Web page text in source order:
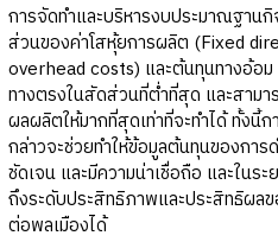
การจัดทำและบริหารงบประมาณฐาน
ส่วนของค่าโสหุ้ยการผลิต (Fixed
overhead costs) และต้นทุนทางอ้อ
ทางตรงในสัดส่วนที่ต่ำที่สุด และสาม
ผลผลิตให้มากที่สุดเท่าที่จะทำได้ ทั้งนี้
กล่าวจะช่วยทำให้ข้อมูลต้นทุนของกา
ชัดเจน และมีความน่าเชื่อถือ และในร
ถึงระดับประสิทธิภาพและประสิทธิผล
ต่อพลเมืองได้